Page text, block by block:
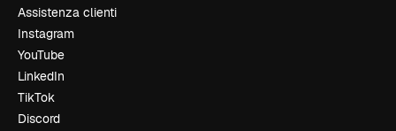
Assistenza clienti
Instagram
YouTube
LinkedIn
TikTok
Discord